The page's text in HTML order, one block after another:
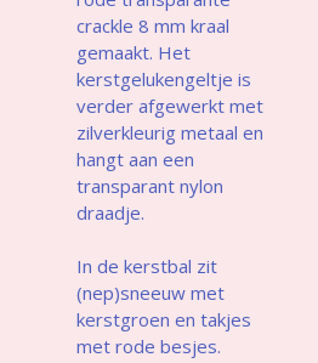
crackle 8 mm kraal
gemaakt. Het
kerstgelukengeltje is
verder afgewerkt met
zilverkleurig metaal en
hangt aan een
transparant nylon
draadje.
In de kerstbal zit
(nep)sneeuw met
kerstgroen en takjes
met rode besjes.